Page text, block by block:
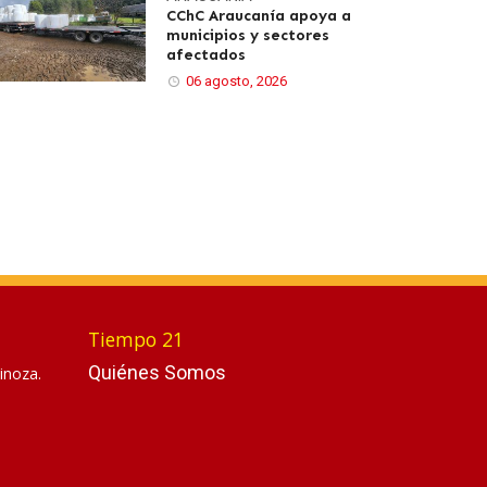
CChC Araucanía apoya a
municipios y sectores
afectados
06 agosto, 2026
Tiempo 21
Quiénes Somos